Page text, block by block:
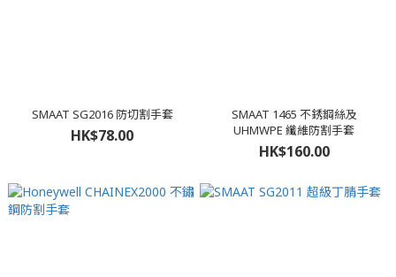
SMAAT SG2016 防切割手套
HK$78.00
SMAAT 1465 不銹鋼絲及
UHMWPE 纖維防割手套
HK$160.00